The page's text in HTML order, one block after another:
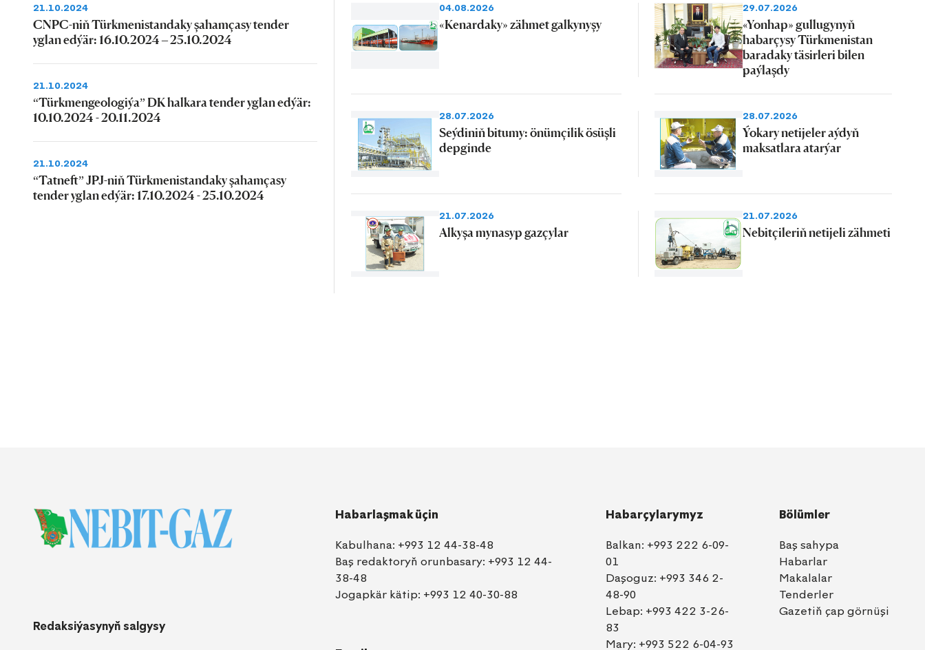
21.10.2024
CNPC-niň Türkmenistandaky şahamçasy tender
yglan edýär: 16.10.2024 – 25.10.2024
21.10.2024
“Türkmengeologiýa” DK halkara tender yglan edýär:
10.10.2024 - 20.11.2024
21.10.2024
“Tatneft” JPJ-niň Türkmenistandaky şahamçasy
tender yglan edýär: 17.10.2024 - 25.10.2024
04.08.2026
«Kenardaky» zähmet galkynyşy
29.07.2026
«Yonhap» gullugynyň
habarçysy Türkmenistan
baradaky täsirleri bilen
paýlaşdy
28.07.2026
Seýdiniň bitumy: önümçilik ösüşli
depginde
28.07.2026
Ýokary netijeler aýdyň
maksatlara atarýar
21.07.2026
Alkyşa mynasyp gazçylar
21.07.2026
Nebitçileriň netijeli zähmeti
Redaksiýasynyň salgysy
Habarlaşmak üçin
Kabulhana: +993 12 44-38-48
Baş redaktoryň orunbasary: +993 12 44-
38-48
Jogapkär kätip: +993 12 40-30-88
Habarçylarymyz
Balkan: +993 222 6-09-
01
Daşoguz: +993 346 2-
48-90
Lebap: +993 422 3-26-
83
Mary: +993 522 6-04-93
Bölümler
Baş sahypa
Habarlar
Makalalar
Tenderler
Gazetiň çap görnüşi